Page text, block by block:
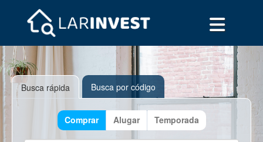
Busca rápida Busca por código
Comprar Alugar Temporada